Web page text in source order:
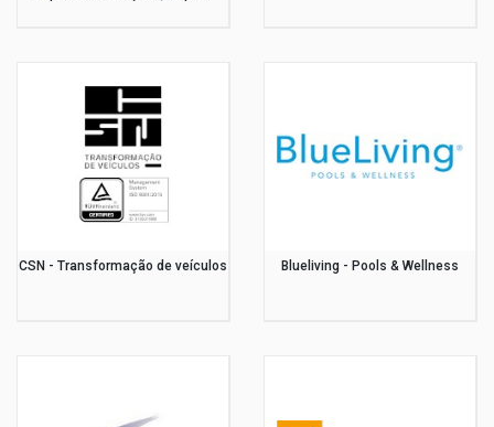
CSN - Transformação de veículos Blueliving - Pools & Wellness